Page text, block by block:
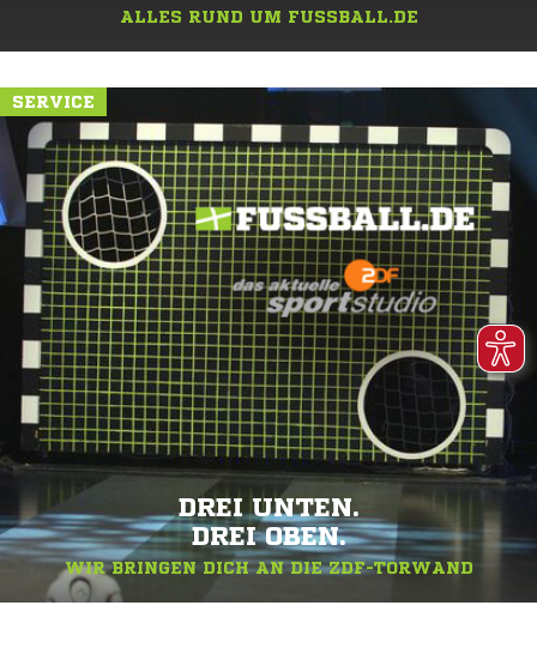
ALLES RUND UM FUSSBALL.DE
SERVICE
DREI UNTEN.
DREI OBEN.
WIR BRINGEN DICH AN DIE ZDF-TORWAND